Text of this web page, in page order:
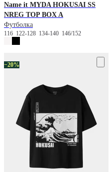
Name it MYDA HOKUSAI SS
NREG TOP BOX A
Футболка
116 122-128 134-140 146/152
−20%